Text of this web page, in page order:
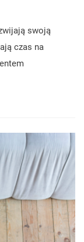
swoją
czas na